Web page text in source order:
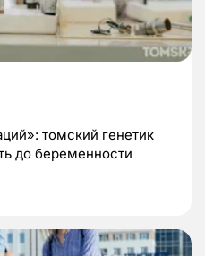
томский генетик
до беременности